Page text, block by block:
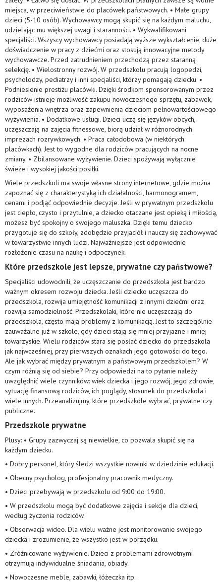
miejsca, w przeciwieństwie do placówek państwowych. • Małe grupy
dzieci (5-10 osób). Wychowawcy mogą skupić się na każdym maluchu,
udzielając mu większej uwagi i staranności. • Wykwalifikowani
specjaliści. Wszyscy wychowawcy posiadają wyższe wykształcenie, duże
doświadczenie w pracy z dziećmi oraz stosują innowacyjne metody
wychowawcze. Przed zatrudnieniem przechodzą przez staranną
selekcję. • Wielostronny rozwój. W przedszkolu pracują logopedzi,
psycholodzy, pediatrzy i inni specjaliści, którzy pomagają dziecku. •
Podniesienie prestiżu placówki. Dzięki środkom sponsorowanym przez
rodziców istnieje możliwość zakupu nowoczesnego sprzętu, zabawek,
wyposażenia wnętrza oraz zapewnienia dzieciom pełnowartościowego
wyżywienia. • Dodatkowe usługi. Dzieci uczą się języków obcych,
uczęszczają na zajęcia fitnessowe, biorą udział w różnorodnych
imprezach rozrywkowych. • Praca całodobowa (w niektórych
placówkach). Jest to wygodne dla rodziców pracujących na nocne
zmiany. • Zbilansowane wyżywienie. Dzieci spożywają wyłącznie
świeże i wysokiej jakości posiłki.
Wiele przedszkoli ma swoje własne strony internetowe, gdzie można
zapoznać się z charakterystyką ich działalności, harmonogramem,
cenami i podjąć odpowiednie decyzje. Jeśli w prywatnym przedszkolu
jest ciepło, czysto i przytulnie, a dziecko otaczane jest opieką i miłością,
możesz być spokojny o swojego maluszka. Dzięki temu dziecko
przygotuje się do szkoły, zdobędzie przyjaciół i nauczy się zachowywać
w towarzystwie innych ludzi. Najważniejsze jest odpowiednie
rozłożenie czasu na naukę i odpoczynek.
Które przedszkole jest lepsze, prywatne czy państwowe?
Specjaliści udowodnili, że uczęszczanie do przedszkola jest bardzo
ważnym okresem rozwoju dziecka. Jeśli dziecko uczęszcza do
przedszkola, rozwija umiejętność komunikacji z innymi dziećmi oraz
rozwija samodzielność. Przedszkolaki, które nie uczęszczają do
przedszkola, często mają problemy z komunikacją. Jest to szczególnie
zauważalne już w szkole, gdy dzieci stają się mniej przyjazne i mniej
towarzyskie. Wielu rodziców stara się posłać dziecko do przedszkola
jak najwcześniej, przy pierwszych oznakach jego gotowości do tego.
Ale jak wybrać między prywatnym a państwowym przedszkolem? W
czym różnią się od siebie? Przy odpowiedzi na to pytanie należy
uwzględnić wiele czynników: wiek dziecka i jego rozwój, jego zdrowie,
sytuację finansową rodziców, ich poglądy, stosunek do przedszkola i
wiele innych. Przeanalizujmy, które przedszkole wybrać, prywatne czy
publiczne.
Przedszkole prywatne
Plusy: • Grupy zazwyczaj są niewielkie, co pozwala skupić się na
każdym dziecku.
• Dobry personel, który śledzi wszystkie nowinki w dziedzinie edukacji.
• Obecny psycholog, profesjonalny pracownik medyczny.
• Dzieci przebywają w przedszkolu od 9:00 do 19:00.
• W przedszkolu mogą być dodatkowe zajęcia i sekcje dla dzieci,
według życzenia rodziców.
• Obserwacja wideo. Dla wielu ważne jest monitorowanie swojego
dziecka i zrozumienie, że wszystko jest w porządku.
• Zróżnicowane wyżywienie. Dzieci z problemami zdrowotnymi
otrzymują indywidualne śniadania, obiady.
• Nowoczesne meble, zabawki, łóżeczka itp.